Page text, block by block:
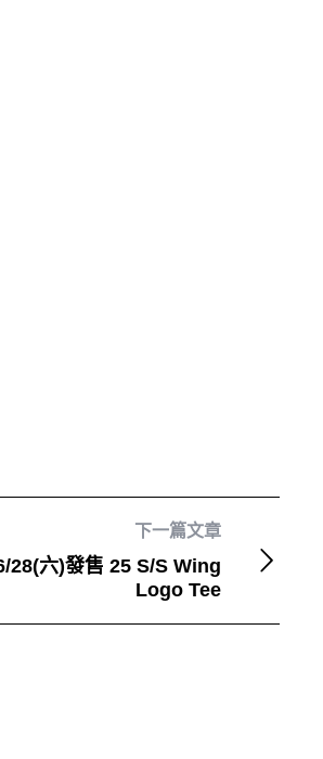
下一篇文章
28(六)發售 25 S/S Wing
Logo Tee